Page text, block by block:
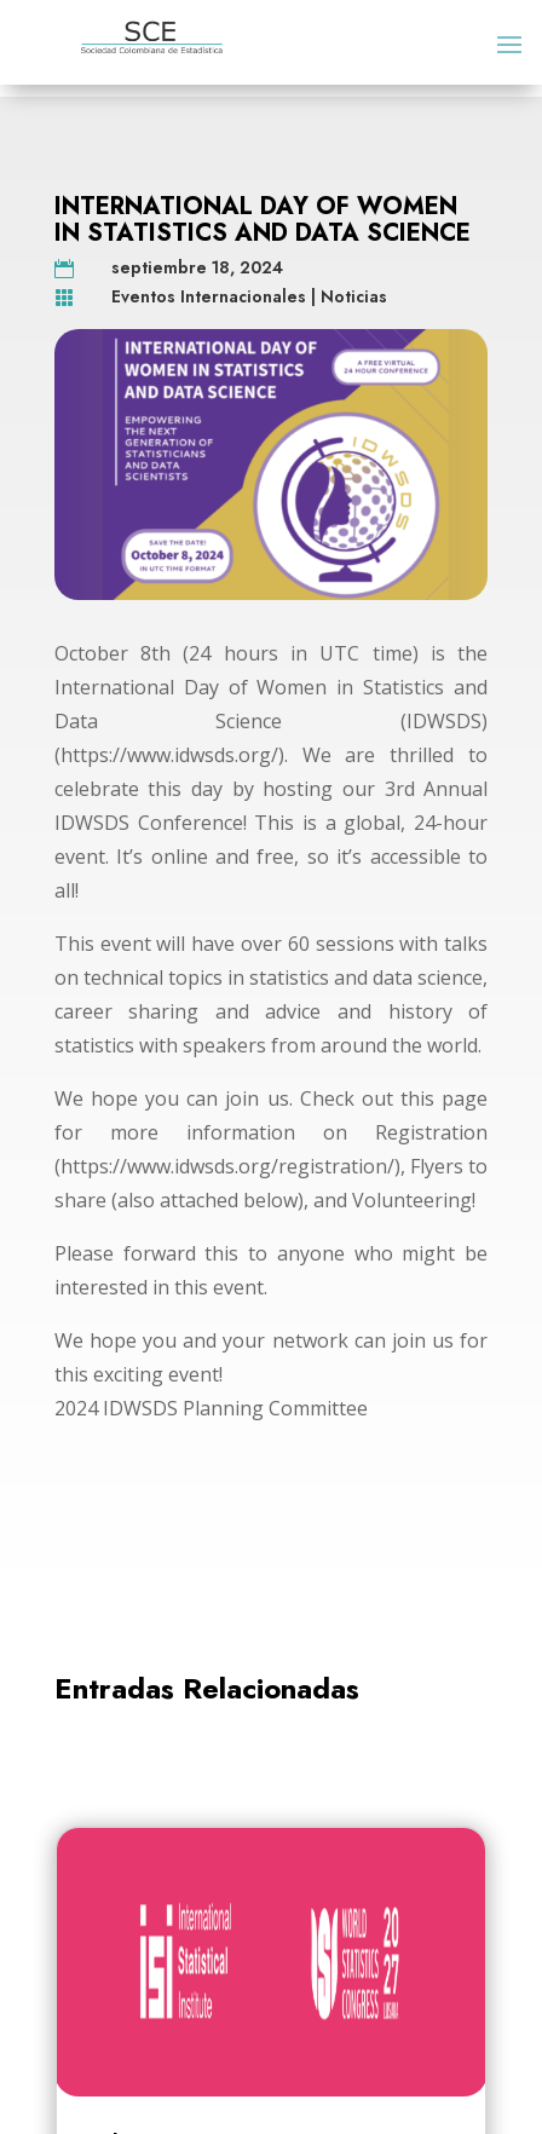
INTERNATIONAL DAY OF WOMEN
IN STATISTICS AND DATA SCIENCE
 septiembre 18, 2024
 Eventos Internacionales Noticias
October 8th (24 hours in UTC time) is the
International Day of Women in Statistics and
Data Science (IDWSDS)
(https://www.idwsds.org/). We are thrilled to
celebrate this day by hosting our 3rd Annual
IDWSDS Conference! This is a global, 24-hour
event. It’s online and free, so it’s accessible to
all!
This event will have over 60 sessions with talks
on technical topics in statistics and data science,
career sharing and advice and history of
statistics with speakers from around the world.
We hope you can join us. Check out this page
for more information on Registration
(https://www.idwsds.org/registration/), Flyers to
share (also attached below), and Volunteering!
Please forward this to anyone who might be
interested in this event.
We hope you and your network can join us for
this exciting event!
2024 IDWSDS Planning Committee
Entradas Relacionadas